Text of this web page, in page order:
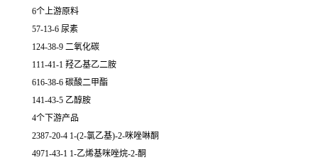
6个上游原料
57-13-6 尿素
124-38-9 二氧化碳
111-41-1 羟乙基乙二胺
616-38-6 碳酸二甲酯
141-43-5 乙醇胺
4个下游产品
2387-20-4 1-(2-氯乙基)-2-咪唑啉酮
4971-43-1 1-乙烯基咪唑烷-2-酮